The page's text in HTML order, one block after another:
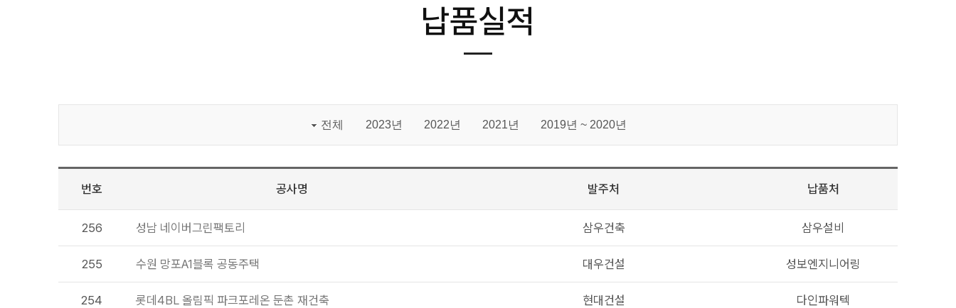
납품실적
전체 2023년 2022년 2021년 2019년 ~ 2020년
번호 공사명 발주처 납품처
256 성남 네이버그린팩토리 삼우건축 삼우설비
255 수원 망포A1블록 공동주택 대우건설 성보엔지니어링
254 롯데4BL 올림픽 파크포레온 둔촌 재건축 현대건설 다인파워텍